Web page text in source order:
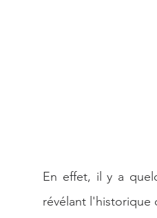
En effet, il y a
révélant l'historique